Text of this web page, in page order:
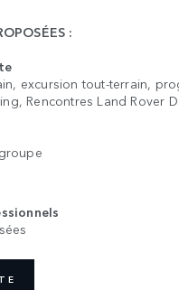
:
excursion tout-terrain,
Rencontres Land Rover